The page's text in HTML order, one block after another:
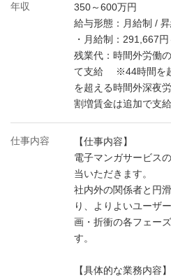
年収
350～600万円
給与形態：月給制 /
・月給制：291,667
残業代：時間外労働
て支給 ※44時間を
を超える時間外深夜
割増賃金は追加で支給
仕事内容
【仕事内容】
電子マンガサービス
当いただきます。
社内外の関係者と円
り、よりよいユーザ
画・折衝の各フェー
す。
【具体的な業務内容】